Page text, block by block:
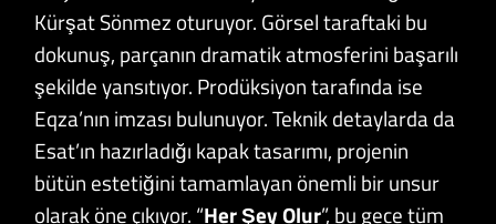
Kürşat Sönmez oturuyor. Görsel taraftaki bu
dokunuş, parçanın dramatik atmosferini başarılı
şekilde yansıtıyor. Prodüksiyon tarafında ise
Eqza’nın imzası bulunuyor. Teknik detaylarda da
Esat’ın hazırladığı kapak tasarımı, projenin
bütün estetiğini tamamlayan önemli bir unsur
olarak öne çıkıyor. “Her Şey Olur”, bu gece tüm